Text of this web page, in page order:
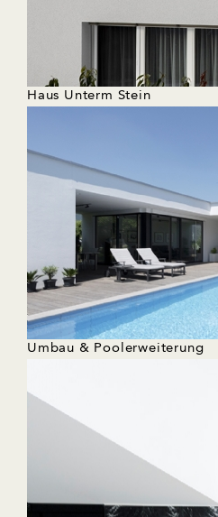
Haus Unterm Stein
Umbau & Poolerweiterung